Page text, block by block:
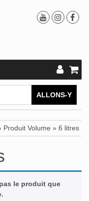
ALLONS-Y
Produit Volume » 6 litres
le produit que